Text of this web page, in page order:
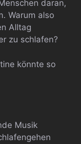
daran,
Warum also
Alltag
zu schlafen?
könnte so
Musik